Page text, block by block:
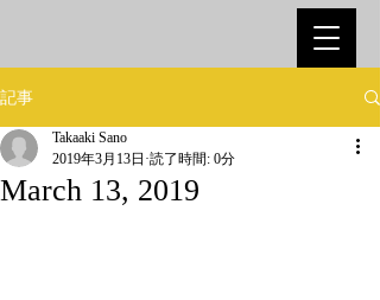
記事
March 13, 2019
Takaaki Sano
2019年3月13日 読了時間: 0分